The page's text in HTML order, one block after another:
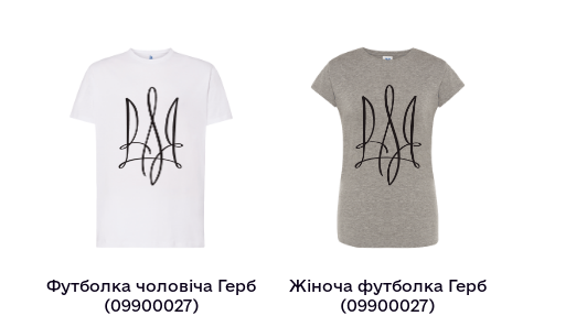
Футболка чоловіча Герб
(09900027)
Жіноча футболка Герб
(09900027)